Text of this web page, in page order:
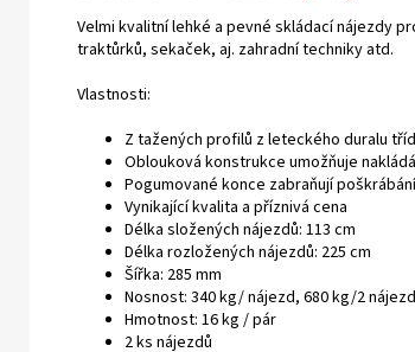
Velmi kvalitní lehké a pevné skládací nájezdy
traktůrků, sekaček, aj. zahradní techniky atd.
Vlastnosti:
Z tažených profilů z leteckého duralu
Oblouková konstrukce umožňuje
Pogumované konce zabraňují
Vynikající kvalita a příznivá cena
Délka složených nájezdů: 113 cm
Délka rozložených nájezdů: 225 cm
Šířka: 285 mm
Nosnost: 340 kg/ nájezd, 680 kg/2
Hmotnost: 16 kg / pár
2 ks nájezdů